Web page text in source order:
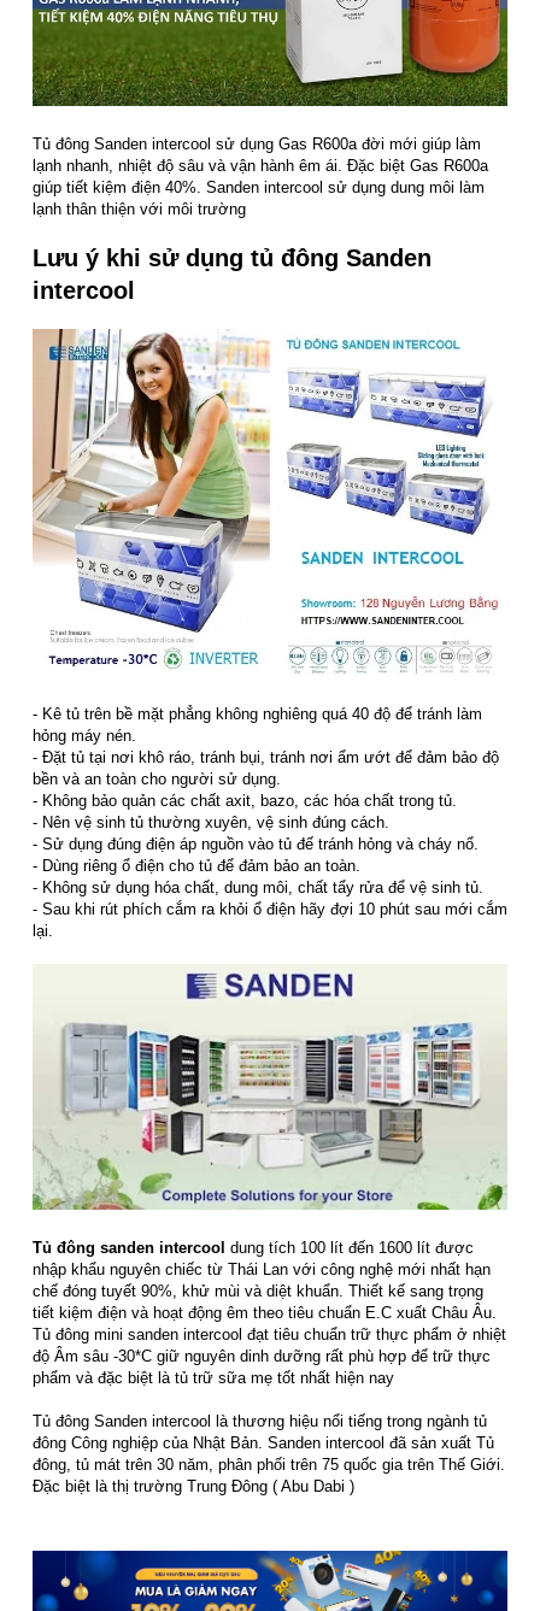
Tủ đông Sanden intercool sử dụng Gas R600a đời mới giúp làm
lạnh nhanh, nhiệt độ sâu và vận hành êm ái. Đặc biệt Gas R600a
giúp tiết kiệm điện 40%. Sanden intercool sử dụng dung môi làm
lạnh thân thiện với môi trường
Lưu ý khi sử dụng tủ đông Sanden
intercool
- Kê tủ trên bề mặt phẳng không nghiêng quá 40 độ để tránh làm
hỏng máy nén.
- Đặt tủ tại nơi khô ráo, tránh bụi, tránh nơi ẩm ướt để đảm bảo độ
bền và an toàn cho người sử dụng.
- Không bảo quản các chất axit, bazo, các hóa chất trong tủ.
- Nên vệ sinh tủ thường xuyên, vệ sinh đúng cách.
- Sử dụng đúng điện áp nguồn vào tủ đế tránh hỏng và cháy nổ.
- Dùng riêng ổ điện cho tủ để đảm bảo an toàn.
- Không sử dụng hóa chất, dung môi, chất tẩy rửa để vệ sinh tủ.
- Sau khi rút phích cắm ra khỏi ổ điện hãy đợi 10 phút sau mới cắm
lại.
Tủ đông sanden intercool dung tích 100 lít đến 1600 lít được
nhập khẩu nguyên chiếc từ Thái Lan với công nghệ mới nhất hạn
chế đóng tuyết 90%, khử mùi và diệt khuẩn. Thiết kế sang trọng
tiết kiệm điện và hoạt động êm theo tiêu chuẩn E.C xuất Châu Âu.
Tủ đông mini sanden intercool đạt tiêu chuẩn trữ thực phẩm ở nhiệt
độ Âm sâu -30*C giữ nguyên dinh dưỡng rất phù hợp để trữ thực
phẩm và đặc biệt là tủ trữ sữa mẹ tốt nhất hiện nay
Tủ đông Sanden intercool là thương hiệu nổi tiếng trong ngành tủ
đông Công nghiệp của Nhật Bản. Sanden intercool đã sản xuất Tủ
đông, tủ mát trên 30 năm, phân phối trên 75 quốc gia trên Thế Giới.
Đặc biệt là thị trường Trung Đông ( Abu Dabi )